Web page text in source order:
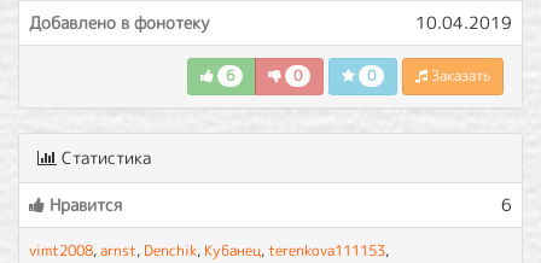
Добавлено в фонотеку
10.04.2019
6 0 0 Заказать
Статистика
Нравится 6
vimt2008,arnst, Denchik, Кубанец,terenkova111153,